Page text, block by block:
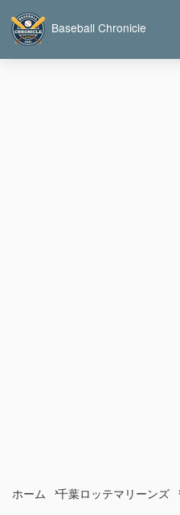
Baseball Chronicle
ホーム 千葉ロッテマリーンズ